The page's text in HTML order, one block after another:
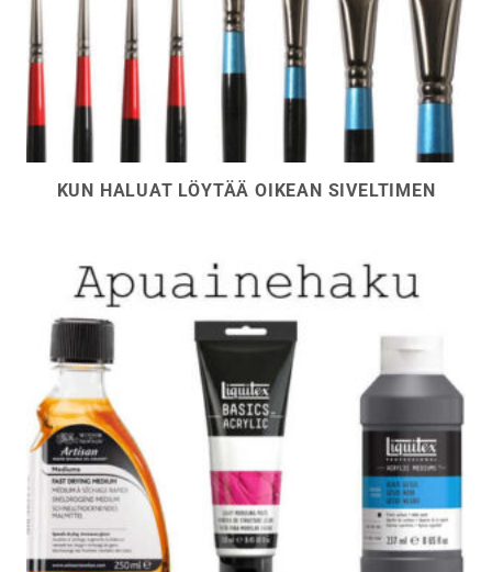
KUN HALUAT LÖYTÄÄ OIKEAN SIVELTIMEN